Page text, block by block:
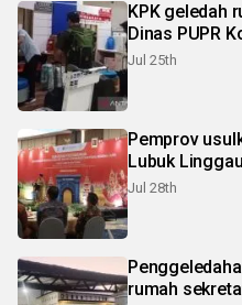
KPK geledah
Dinas PUPR
Jul 25th
Pemprov
Lubuk
Jul 28th
rumah